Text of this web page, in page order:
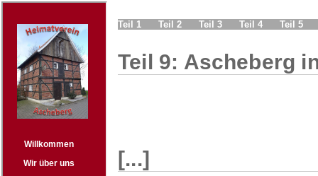
Teil 1 Teil 2 Teil 3 Teil 4 Teil 5
Teil 9: Ascheberg
[...]